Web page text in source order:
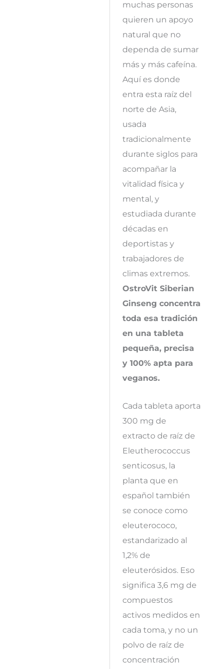
muchas personas
quieren un apoyo
natural que no
dependa de sumar
más y más cafeína.
Aquí es donde
entra esta raíz del
norte de Asia,
usada
tradicionalmente
durante siglos para
acompañar la
vitalidad física y
mental, y
estudiada durante
décadas en
deportistas y
trabajadores de
climas extremos.
OstroVit Siberian
Ginseng concentra
toda esa tradición
en una tableta
pequeña, precisa
y 100% apta para
veganos.
Cada tableta aporta
300 mg de
extracto de raíz de
Eleutherococcus
senticosus, la
planta que en
español también
se conoce como
eleuterococo,
estandarizado al
1,2% de
eleuterósidos. Eso
significa 3,6 mg de
compuestos
activos medidos en
cada toma, y no un
polvo de raíz de
concentración